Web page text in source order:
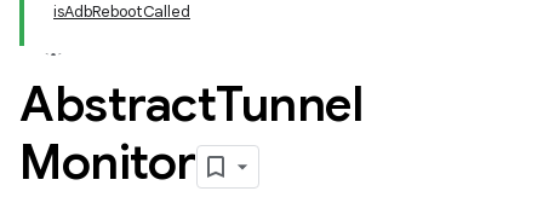
isAdbRebootCalled
AbstractTunnel
Monitor